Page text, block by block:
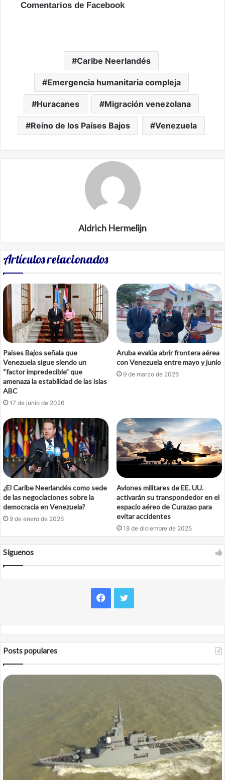
Comentarios de Facebook
Caribe Neerlandés
Emergencia humanitaria compleja
Huracanes Migración venezolana
Reino de los Países Bajos Venezuela
Aldrich Hermelijn
Artículos relacionados
Países Bajos señala que
Venezuela sigue siendo un
“factor impredecible” que
amenaza la estabilidad de las islas
ABC
17 de junio de 2026
Aruba evalúa abrir frontera aérea
con Venezuela entre mayo y junio
9 de marzo de 2026
¿El Caribe Neerlandés como sede
de las negociaciones sobre la
democracia en Venezuela?
9 de enero de 2026
Aviones militares de EE. UU.
activarán su transpondedor en el
espacio aéreo de Curazao para
evitar accidentes
18 de diciembre de 2025
Síguenos
Facebook
Twitter
Posts populares